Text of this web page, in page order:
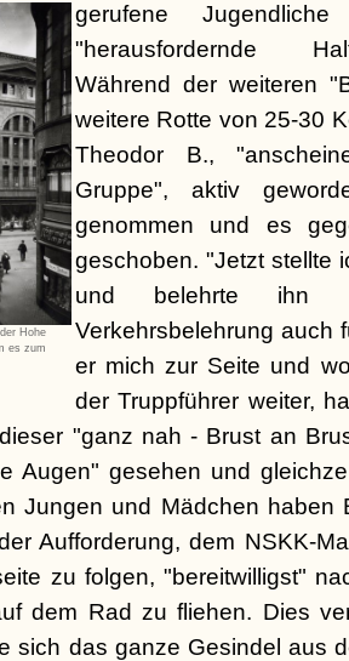
Hohe
es zum
gerufene
"herausfordernde
Während der weiteren
weitere Rotte von 25-30
Theodor B.,
Gruppe", aktiv
genommen und es
geschoben. "Jetzt stellte
und belehrte ihn
Verkehrsbelehrung auch
er mich zur Seite und
der Truppführer weiter,
"ganz nah - Brust an
Augen" gesehen und
Jungen und Mädchen haben
Aufforderung, dem NSKK-
zu folgen, "bereitwilligst"
dem Rad zu fliehen. Dies
sich das ganze Gesindel aus